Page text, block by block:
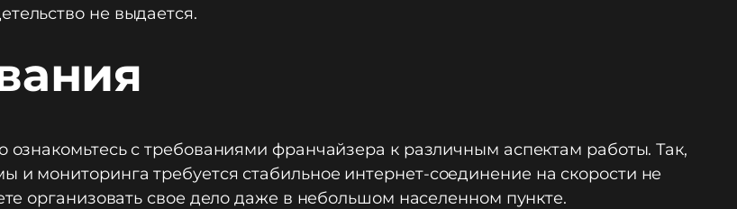
не выдается.
с требованиями франчайзера к различным аспектам работы. Так,
и мониторинга требуется стабильное интернет-соединение на скорости не
организовать свое дело даже в небольшом населенном пункте.